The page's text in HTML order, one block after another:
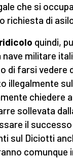
che si
richiesta di
quindi,
nave militare
di farsi vedere
illegalmente
chiedere
sollevata
il
sul Diciotti
comunque